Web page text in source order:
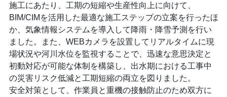
施工にあたり、工期の短縮や生産性向上に向けて、
BIM/CIMを活用した最適な施工ステップの立案を行ったほ
か、気象情報システムを導入して降雨・降雪予測を行い
ました。また、WEBカメラを設置してリアルタイムに現
場状況や河川水位を監視することで、迅速な意思決定と
初動対応が可能な体制を構築し、出水期における工事中
の災害リスク低減と工期短縮の両立を図りました。
安全対策として、作業員と重機の接触防止のため双方に